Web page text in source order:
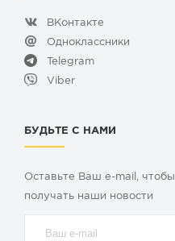
ВКонтакте
Одноклассники
Telegram
Viber
БУДЬТЕ С НАМИ
Оставьте Ваш e-mail, чтобы
получать наши новости